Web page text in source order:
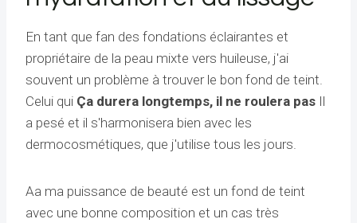
En tant que fan des fondations éclairantes et
propriétaire de la peau mixte vers huileuse, j'ai
souvent un problème à trouver le bon fond de teint.
Celui qui Ça durera longtemps, il ne roulera pas Il
a pesé et il s'harmonisera bien avec les
dermocosmétiques, que j'utilise tous les jours.
Aa ma puissance de beauté est un fond de teint
avec une bonne composition et un cas très